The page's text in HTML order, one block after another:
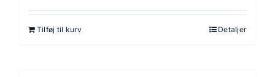
Tilføj til kurv Detaljer